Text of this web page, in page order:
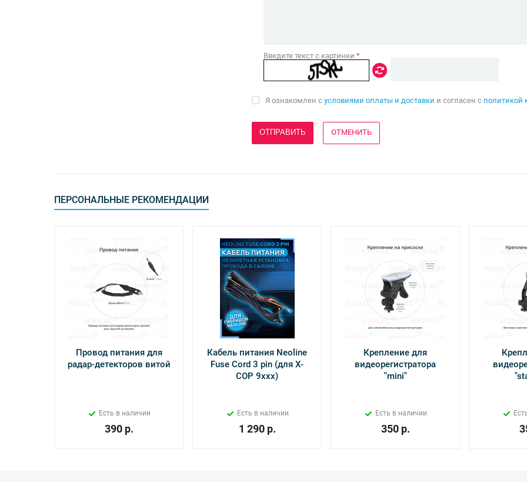
Введите текст с картинки*
Я ознакомлен сусловиями оплаты и доставки и согласен с политикой
ОТМЕНИТЬ
ПЕРСОНАЛЬНЫЕ РЕКОМЕНДАЦИИ
Провод питания для
радар-детекторов витой
Есть в наличии
390р.
Кабель питания Neoline
Fuse Cord 3 pin (для Х-
СОР 9ххх)
Есть в наличии
1 290р.
Крепление для
видеорегистратора
"mini"
Есть в наличии
350р.